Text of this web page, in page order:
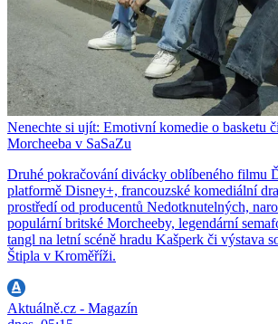
Nenechte si ujít: Emotivní komedie o basketu
Morcheeba v SaSaZu
Druhé pokračování divácky oblíbeného filmu
platformě Disney+, francouzské komediální
prostředí od producentů Nedotknutelných,
populární britské Morcheeby, legendární
tangl na letní scéně hradu Kašperk či výstava
Štipla v Kroměříži.
Aktuálně.cz - Magazín